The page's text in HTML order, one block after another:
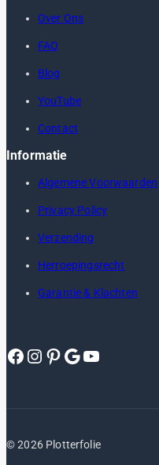
Over Ons
FAQ
Blog
YouTube
Contact
Informatie
Algemene Voorwaarden
Privacy Policy
Verzending
Herroepingsrecht
Garantie & Klachten
Facebook
Instagram
Pinterest
Google
YouTube
© 2026 Plotterfolie